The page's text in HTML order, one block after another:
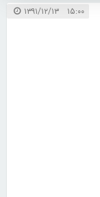
۱۵:۰۰ ۱۳۹۱/۱۲/۱۳